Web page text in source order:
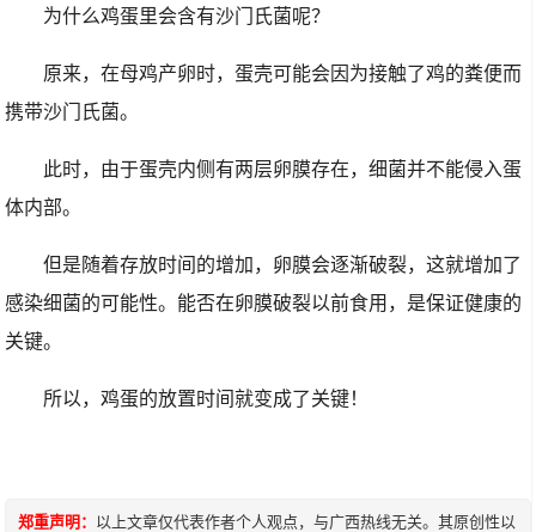
为什么鸡蛋里会含有沙门氏菌呢？
原来，在母鸡产卵时，蛋壳可能会因为接触了鸡的粪便而
携带沙门氏菌。
此时，由于蛋壳内侧有两层卵膜存在，细菌并不能侵入蛋
体内部。
但是随着存放时间的增加，卵膜会逐渐破裂，这就增加了
感染细菌的可能性。能否在卵膜破裂以前食用，是保证健康的
关键。
所以，鸡蛋的放置时间就变成了关键！
郑重声明： 以上文章仅代表作者个人观点，与广西热线无关。其原创性以